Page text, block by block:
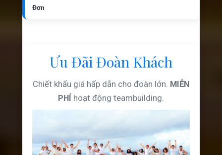
Đơn
Ưu Đãi Đoàn Khách
Chiết khấu giá hấp dẫn cho đoàn lớn. MIỄN
PHÍ hoạt động teambuilding.